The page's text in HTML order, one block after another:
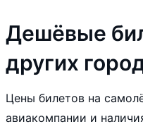
Дешёвые
других
Цены билетов на
авиакомпании и